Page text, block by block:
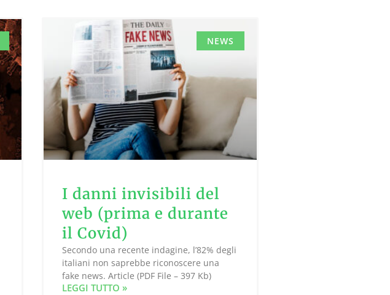
NEWS
I danni invisibili del
web (prima e durante
il Covid)
Secondo una recente indagine, l’82% degli
italiani non saprebbe riconoscere una
fake news. Article (PDF File – 397 Kb)
LEGGI TUTTO »